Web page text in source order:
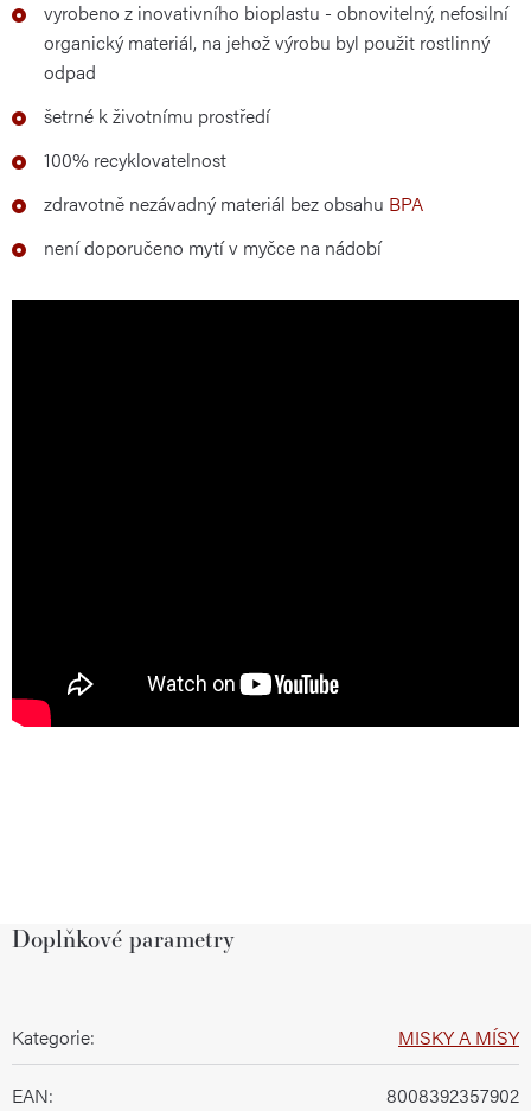
vyrobeno z inovativního bioplastu - obnovitelný, nefosilní
organický materiál, na jehož výrobu byl použit rostlinný
odpad
šetrné k životnímu prostředí
100% recyklovatelnost
zdravotně nezávadný materiál bez obsahu BPA
není doporučeno mytí v myčce na nádobí
Doplňkové parametry
Kategorie: MISKY A MÍSY
EAN: 8008392357902